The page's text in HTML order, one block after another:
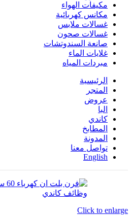
مكيفات الهواء
مكانس كهربائية
غسالات ملابس
غسالات صحون
صانعة السندوتشات
غلايات الماء
مبردات المياه
الرئيسية
المتجر
عروض
البا
كاندي
المطابخ
المدونة
تواصل معنا
English
Click to enlarge